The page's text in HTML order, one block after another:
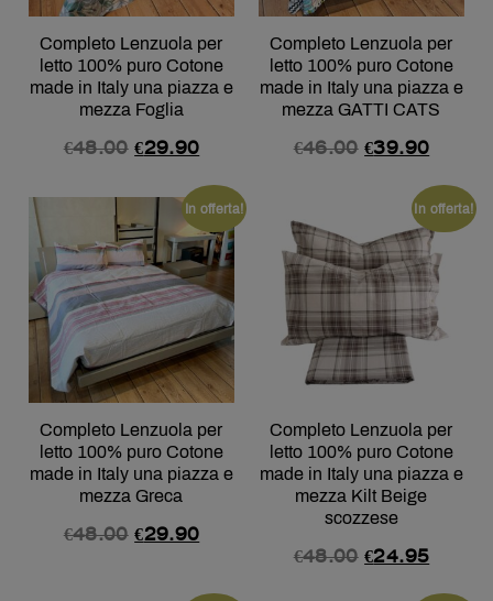
Completo Lenzuola per
letto 100% puro Cotone
made in Italy una piazza e
mezza Foglia
€48.00 €29.90
Completo Lenzuola per
letto 100% puro Cotone
made in Italy una piazza e
mezza GATTI CATS
€46.00 €39.90
In offerta!
Completo Lenzuola per
letto 100% puro Cotone
made in Italy una piazza e
mezza Greca
€48.00 €29.90
In offerta!
Completo Lenzuola per
letto 100% puro Cotone
made in Italy una piazza e
mezza Kilt Beige
scozzese
€48.00 €24.95